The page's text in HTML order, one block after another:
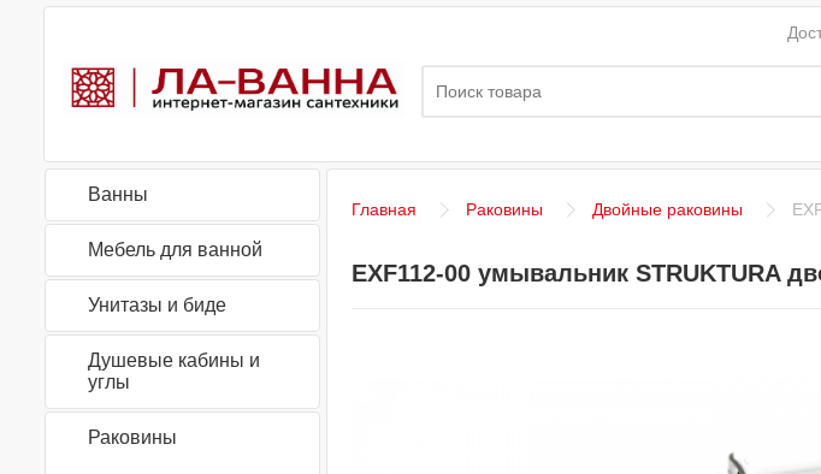
Ванны
Мебель для ванной
Унитазы и биде
Душевые кабины и
углы
Раковины
Главная Раковины Двойные раковины
EXF112-00 умывальник STRUKTURA